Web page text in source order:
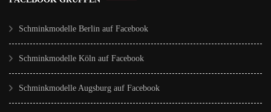
Schminkmodelle Berlin auf Facebook
Schminkmodelle Köln auf Facebook
Schminkmodelle Augsburg auf Facebook